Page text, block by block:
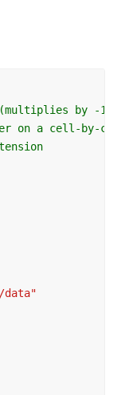
(multiplies by -
on a cell-by-
data"